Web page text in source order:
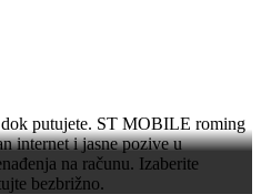
putujete. ST MOBILE roming
internet i jasne pozive u
na računu. Izaberite
bezbrižno.